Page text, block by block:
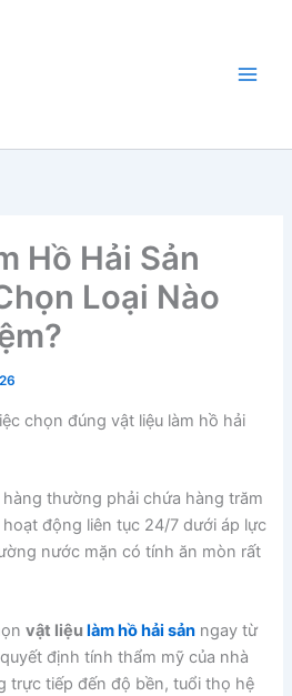
Hồ Hải Sản
Loại Nào
chọn đúng vật liệu làm hồ hải
thường phải chứa hàng trăm
động liên tục 24/7 dưới áp lực
nước mặn có tính ăn mòn rất
vật liệulàm hồ hải sản ngay từ
định tính thẩm mỹ của nhà
trực tiếp đến độ bền, tuổi thọ hệ